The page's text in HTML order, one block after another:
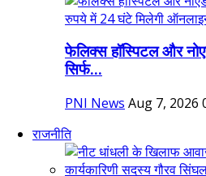
फेलिक्स हॉस्पिटल और
सिर्फ...
PNI News Aug 7, 2026
राजनीति